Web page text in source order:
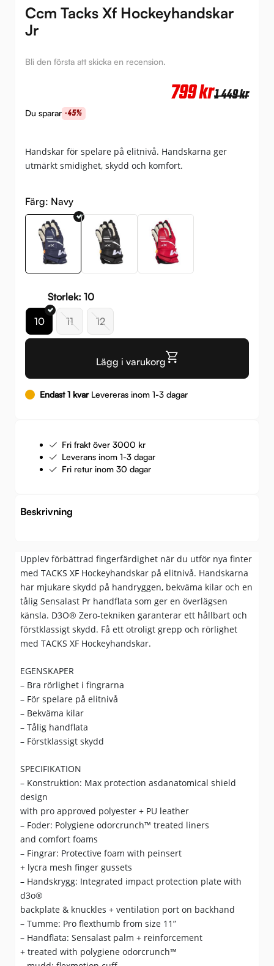
Ccm Tacks Xf Hockeyhandskar
Jr
Bli den första att skicka en recension.
1 449krDet
799kr
Det
Du sparar -45%
Handskar för spelare på elitnivå. Handskarna ger
utmärkt smidighet, skydd och komfort.
Färg: Navy
Storlek: 10
10
11 12
Lägg i varukorg
Endast 1 kvarLevereras inom 1-3 dagar
Fri frakt över 3000 kr
Leverans inom 1-3 dagar
Fri retur inom 30 dagar
Beskrivning
Upplev förbättrad fingerfärdighet när du utför nya finter
med TACKS XF Hockeyhandskar på elitnivå. Handskarna
har mjukare skydd på handryggen, bekväma kilar och en
tålig Sensalast Pr handflata som ger en överlägsen
känsla. D3O® Zero-tekniken garanterar ett hållbart och
förstklassigt skydd. Få ett otroligt grepp och rörlighet
med TACKS XF Hockeyhandskar.
EGENSKAPER
– Bra rörlighet i fingrarna
– För spelare på elitnivå
– Bekväma kilar
– Tålig handflata
– Förstklassigt skydd
SPECIFIKATION
– Konstruktion: Max protection asdanatomical shield
design
with pro approved polyester + PU leather
– Foder: Polygiene odorcrunch™ treated liners
and comfort foams
– Fingrar: Protective foam with peinsert
+ lycra mesh finger gussets
– Handskrygg: Integrated impact protection plate with
d3o®
backplate & knuckles + ventilation port on backhand
– Tumme: Pro flexthumb from size 11”
– Handflata: Sensalast palm + reinforcement
+ treated with polygiene odorcrunch™